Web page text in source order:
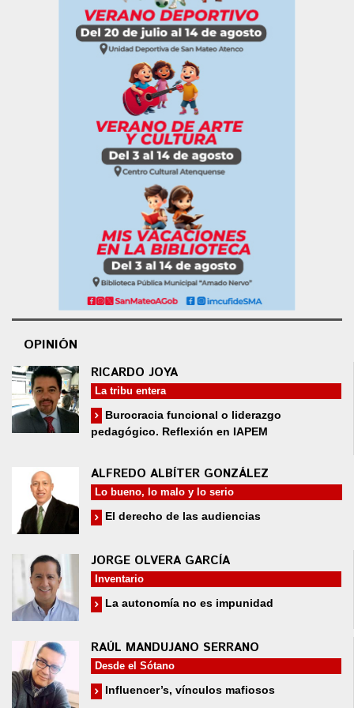
OPINIÓN
RICARDO JOYA
La tribu entera
Burocracia funcional o liderazgo
pedagógico. Reflexión en IAPEM
ALFREDO ALBÍTER GONZÁLEZ
Lo bueno, lo malo y lo serio
El derecho de las audiencias
JORGE OLVERA GARCÍA
Inventario
La autonomía no es impunidad
RAÚL MANDUJANO SERRANO
Desde el Sótano
Influencer’s, vínculos mafiosos